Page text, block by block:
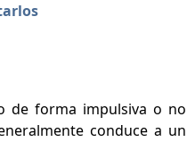
de forma impulsiva o no
conduce a un